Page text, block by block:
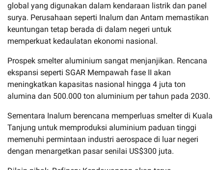
global yang digunakan dalam kendaraan listrik dan panel
surya. Perusahaan seperti Inalum dan Antam memastikan
keuntungan tetap berada di dalam negeri untuk
memperkuat kedaulatan ekonomi nasional.
Prospek smelter aluminium sangat menjanjikan. Rencana
ekspansi seperti SGAR Mempawah fase II akan
meningkatkan kapasitas nasional hingga 4 juta ton
alumina dan 500.000 ton aluminium per tahun pada 2030.
Sementara Inalum berencana memperluas smelter di Kuala
Tanjung untuk memproduksi aluminium paduan tinggi
memenuhi permintaan industri aerospace di luar negeri
dengan menargetkan pasar senilai US$300 juta.